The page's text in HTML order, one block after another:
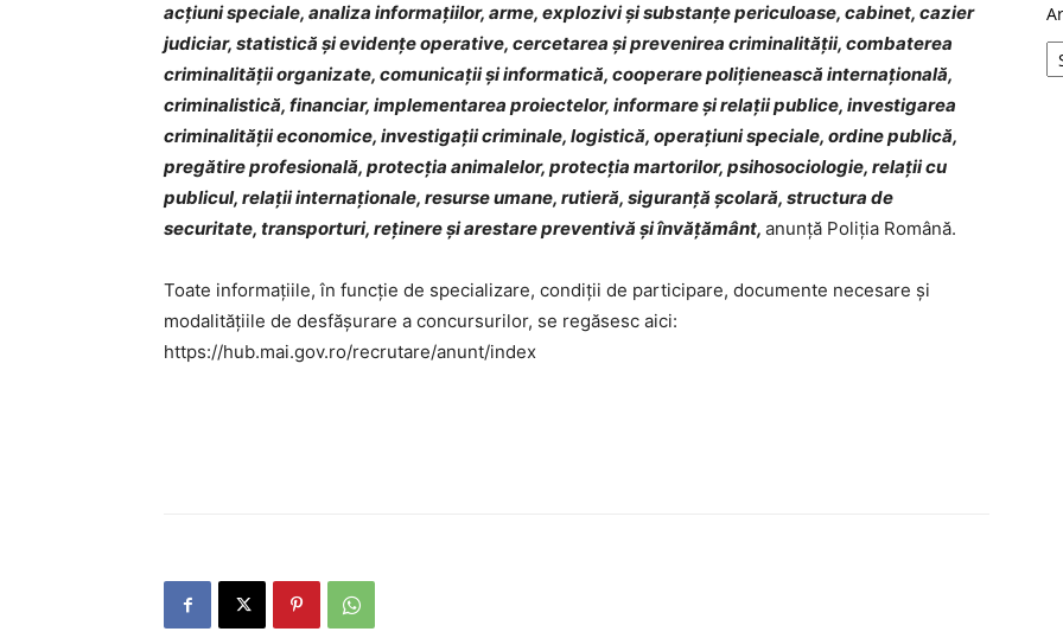
acţiuni speciale, analiza informațiilor, arme, explozivi și substanțe periculoase, cabinet, cazier
judiciar, statistică şi evidenţe operative, cercetarea şi prevenirea criminalității, combaterea
criminalității organizate, comunicații și informatică, cooperare polițienească internațională,
criminalistică, financiar, implementarea proiectelor, informare şi relaţii publice, investigarea
criminalității economice, investigații criminale, logistică, operațiuni speciale, ordine publică,
pregătire profesională, protecţia animalelor, protecția martorilor, psihosociologie, relații cu
publicul, relații internaționale, resurse umane, rutieră, siguranță școlară, structura de
securitate, transporturi, reţinere şi arestare preventivă și învățământ, anunță Poliția Română.
Toate informațiile, în funcție de specializare, condiții de participare, documente necesare și
modalitățiile de desfășurare a concursurilor, se regăsesc aici:
https://hub.mai.gov.ro/recrutare/anunt/index